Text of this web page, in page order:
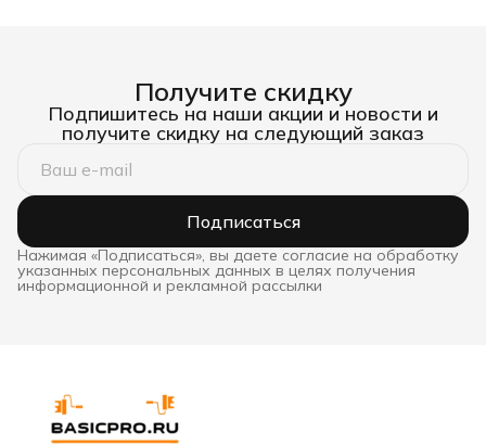
Получите скидку
Подпишитесь на наши акции и новости и
получите скидку на следующий заказ
Подписаться
Нажимая «Подписаться», вы даете согласие на обработку
указанных персональных данных в целях получения
информационной и рекламной рассылки